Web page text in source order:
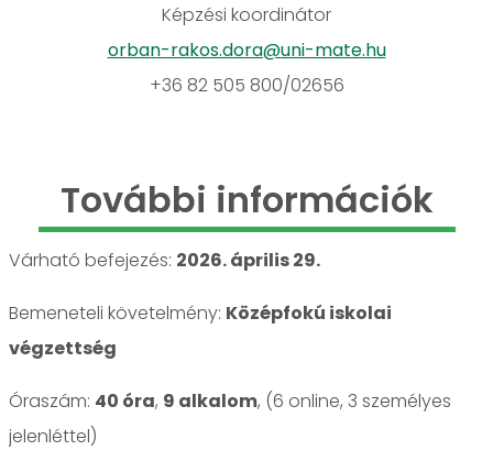
Képzési koordinátor
orban-rakos.dora@uni-mate.hu
+36 82 505 800/02656
További információk
Várható befejezés: 2026. április 29.
Bemeneteli követelmény: Középfokú iskolai
végzettség
Óraszám: 40 óra, 9 alkalom, (6 online, 3 személyes
jelenléttel)